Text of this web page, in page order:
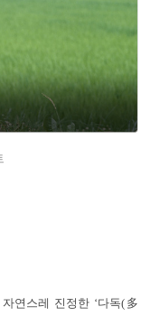
연스레 진정한 ‘다독(多